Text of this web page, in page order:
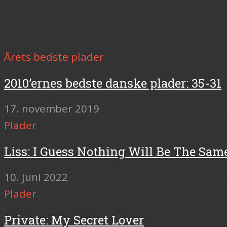
Årets bedste plader
2010’ernes bedste danske plader: 35-31
17. november 2019
Plader
Liss: I Guess Nothing Will Be The
10. juni 2022
Plader
Private: My Secret Lover